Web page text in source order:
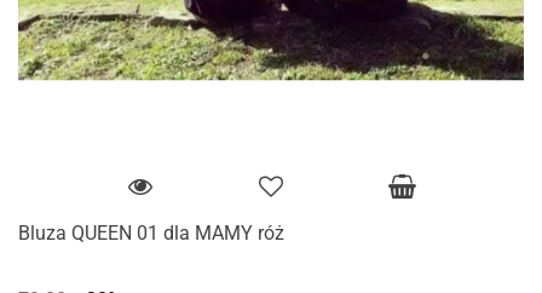
Bluza QUEEN 01 dla MAMY róż